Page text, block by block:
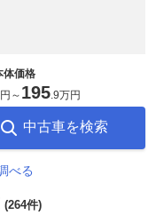
体価格
～ 195 9万円
中古車を検索
べる
(264件)